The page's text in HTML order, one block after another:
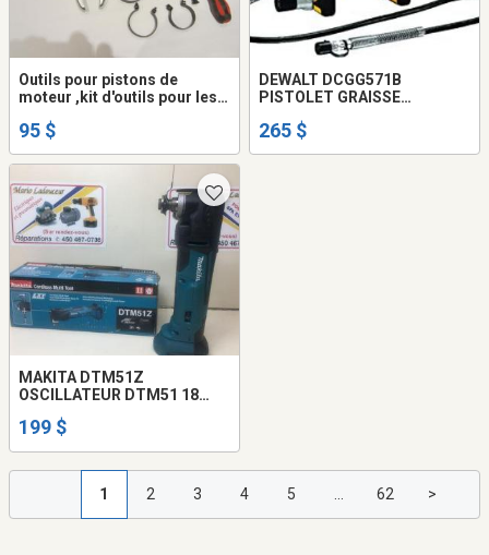
Outils pour pistons de
moteur ,kit d'outils pour les
95 $
DEWALT DCGG571B
PISTOLET GRAISSE
FIX + TX
265 $
MAKITA DTM51Z
OSCILLATEUR DTM51 18
+ TX
199 $
1 2 3 4 5 ... 62 >